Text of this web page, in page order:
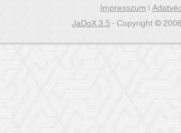
Impresszum|
JaDoX 3.5- Copyright ©